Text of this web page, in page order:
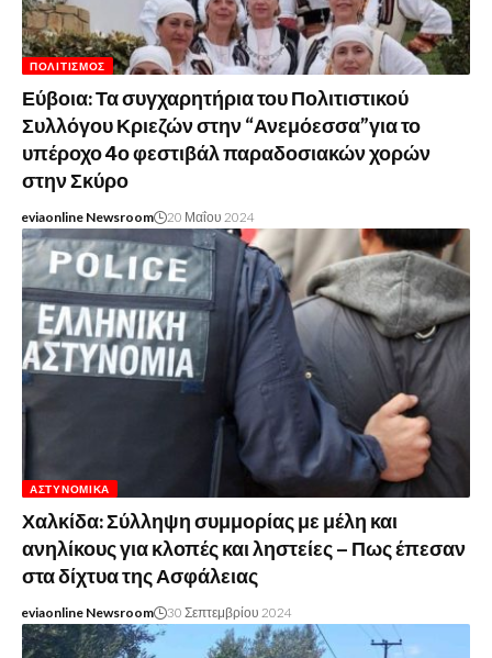
ΠΟΛΙΤΙΣΜΌΣ
Εύβοια: Τα συγχαρητήρια του Πολιτιστικού
Συλλόγου Κριεζών στην “Ανεμόεσσα”για το
υπέροχο 4ο φεστιβάλ παραδοσιακών χορών
στην Σκύρο
eviaonline Newsroom 20 Μαΐου 2024
ΑΣΤΥΝΟΜΙΚΆ
Χαλκίδα: Σύλληψη συμμορίας με μέλη και
ανηλίκους για κλοπές και ληστείες – Πως έπεσαν
στα δίχτυα της Ασφάλειας
eviaonline Newsroom 30 Σεπτεμβρίου 2024